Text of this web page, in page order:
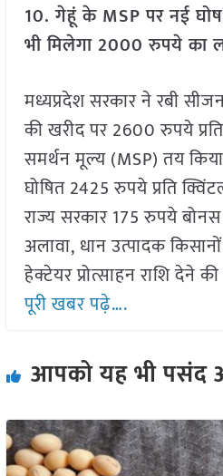
10. गेहूं के MSP पर नई
भी मिलेगा 2000 रुपये का
मध्यप्रदेश सरकार ने रबी
की खरीद पर 2600 रुपये
समर्थन मूल्य (MSP) तय किया
घोषित 2425 रुपये प्रति
राज्य सरकार 175 रुपये
अलावा, धान उत्पादक
हेक्टेयर प्रोत्साहन राशि देने
पूरी खबर पढ़े….
आपको यह भी पसंद